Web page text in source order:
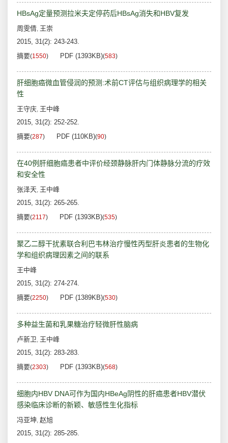
HBsAg定量预测拉米夫定停药后HBsAg消失和HBV复发
周雯倩, 王崇
2015, 31(2): 243-243.
摘要(1550) PDF (1393KB)(583)
肝细胞癌微血管侵润的预测:术前CT评估与组织病理学的相关
性
王守庆, 王中峰
2015, 31(2): 252-252.
摘要(287) PDF (110KB)(90)
在40例肝细胞癌患者中评价经颈静脉肝内门体静脉分流的疗效
和安全性
张泽天, 王中峰
2015, 31(2): 265-265.
摘要(2117) PDF (1393KB)(535)
聚乙二醇干扰素联合利巴韦林治疗慢性丙型肝炎患者的生物化
学和组织病理因素之间的联系
王中峰
2015, 31(2): 274-274.
摘要(2250) PDF (1389KB)(530)
多种益生菌和乳果糖治疗轻微肝性脑病
卢新卫, 王中峰
2015, 31(2): 283-283.
摘要(2303) PDF (1393KB)(568)
细胞内HBV DNA可作为国内HBeAg阴性的肝癌患者HBV潜伏
感染临床诊断的新颖、敏感性生化指标
冯亚坤, 赵旭
2015, 31(2): 285-285.